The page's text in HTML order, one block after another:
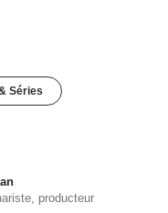
Séries
producteur